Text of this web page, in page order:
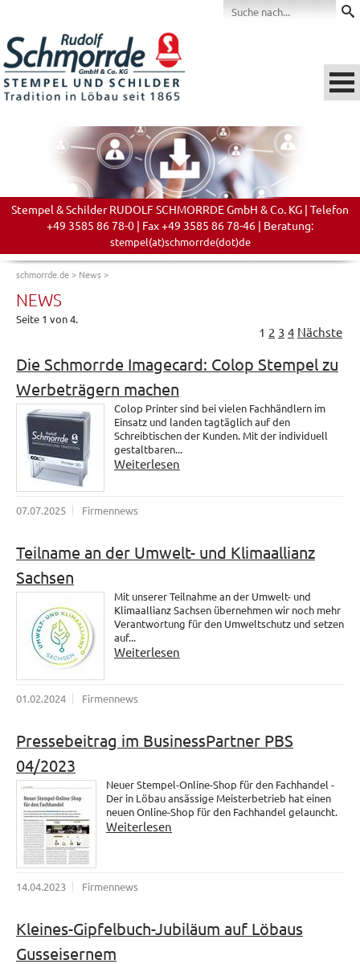
Stempel & Schilder RUDOLF SCHMORRDE GmbH & Co. KG | Telefon
+49 3585 86 78-0 | Fax +49 3585 86 78-46 | Beratung:
stempel(at)schmorrde(dot)de
schmorrde.de> News>
NEWS
Seite 1 von 4.
1 2 3 4 Nächste
Die Schmorrde Imagecard: Colop Stempel zu
Werbeträgern machen
Colop Printer sind bei vielen Fachhändlern im
Einsatz und landen tagtäglich auf den
Schreibtischen der Kunden. Mit der individuell
gestaltbaren...
Weiterlesen
07.07.2025 Firmennews
Teilname an der Umwelt- und Klimaallianz
Sachsen
Mit unserer Teilnahme an der Umwelt- und
Klimaallianz Sachsen übernehmen wir noch mehr
Verantwortung für den Umweltschutz und setzen
auf...
Weiterlesen
01.02.2024 Firmennews
Pressebeitrag im BusinessPartner PBS
04/2023
Neuer Stempel-Online-Shop für den Fachhandel -
Der in Löbau ansässige Meisterbetrieb hat einen
neuen Online-Shop für den Fachhandel gelauncht.
Weiterlesen
14.04.2023 Firmennews
Kleines-Gipfelbuch-Jubiläum auf Löbaus
Gusseisernem